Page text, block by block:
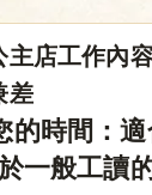
›
主店工作內
差
的時間：
一般工讀